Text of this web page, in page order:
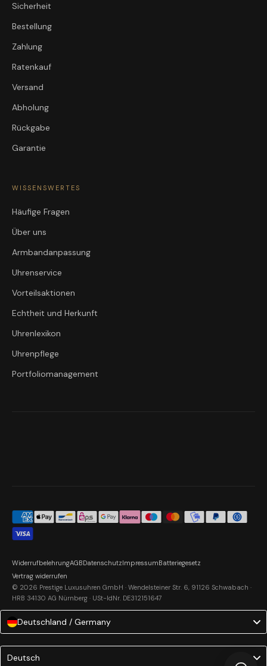
Sicherheit
Bestellung
Zahlung
Ratenkauf
Versand
Abholung
Rückgabe
Garantie
WISSENSWERTES
Häufige Fragen
Über uns
Armbandanpassung
Uhrenservice
Vorteilsaktionen
Echtheit und Herkunft
Uhrenlexikon
Uhrenpflege
Portfoliomanagement
© 2026 Prestige Luxusuhren GmbH · Wendelsteiner Str. 6, 91126 Schwabach ·
HRB 34130 AG Nürnberg · USt-IdNr. DE312151647
WiderrufbelehrungAGBDatenschutzImpressumBatteriegesetz
Vertrag widerrufen
Deutschland / Germany
Language
Deutsch